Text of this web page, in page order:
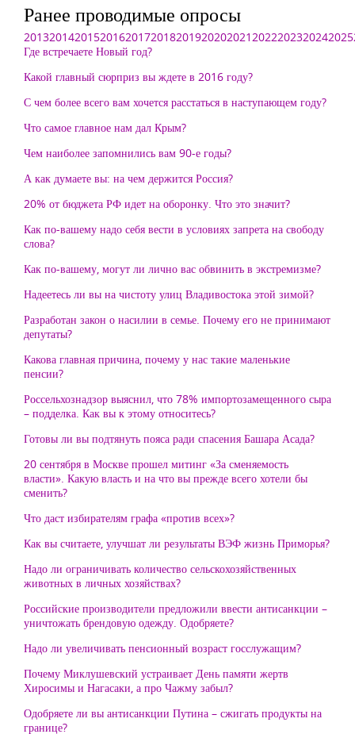
Ранее проводимые опросы
2013201420152016201720182019202020212022202320242025
Где встречаете Новый год?
Какой главный сюрприз вы ждете в 2016 году?
С чем более всего вам хочется расстаться в наступающем году?
Что самое главное нам дал Крым?
Чем наиболее запомнились вам 90-е годы?
А как думаете вы: на чем держится Россия?
20% от бюджета РФ идет на оборонку. Что это значит?
Как по-вашему надо себя вести в условиях запрета на свободу
слова?
Как по-вашему, могут ли лично вас обвинить в экстремизме?
Надеетесь ли вы на чистоту улиц Владивостока этой зимой?
Разработан закон о насилии в семье. Почему его не принимают
депутаты?
Какова главная причина, почему у нас такие маленькие
пенсии?
Россельхознадзор выяснил, что 78% импортозамещенного сыра
– подделка. Как вы к этому относитесь?
Готовы ли вы подтянуть пояса ради спасения Башара Асада?
20 сентября в Москве прошел митинг «За сменяемость
власти». Какую власть и на что вы прежде всего хотели бы
сменить?
Что даст избирателям графа «против всех»?
Как вы считаете, улучшат ли результаты ВЭФ жизнь Приморья?
Надо ли ограничивать количество сельскохозяйственных
животных в личных хозяйствах?
Российские производители предложили ввести антисанкции –
уничтожать брендовую одежду. Одобряете?
Надо ли увеличивать пенсионный возраст госслужащим?
Почему Миклушевский устраивает День памяти жертв
Хиросимы и Нагасаки, а про Чажму забыл?
Одобряете ли вы антисанкции Путина – сжигать продукты на
границе?